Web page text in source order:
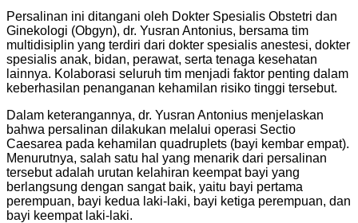
Persalinan ini ditangani oleh Dokter Spesialis Obstetri dan
Ginekologi (Obgyn), dr. Yusran Antonius, bersama tim
multidisiplin yang terdiri dari dokter spesialis anestesi, dokter
spesialis anak, bidan, perawat, serta tenaga kesehatan
lainnya. Kolaborasi seluruh tim menjadi faktor penting dalam
keberhasilan penanganan kehamilan risiko tinggi tersebut.
Dalam keterangannya, dr. Yusran Antonius menjelaskan
bahwa persalinan dilakukan melalui operasi Sectio
Caesarea pada kehamilan quadruplets (bayi kembar empat).
Menurutnya, salah satu hal yang menarik dari persalinan
tersebut adalah urutan kelahiran keempat bayi yang
berlangsung dengan sangat baik, yaitu bayi pertama
perempuan, bayi kedua laki-laki, bayi ketiga perempuan, dan
bayi keempat laki-laki.